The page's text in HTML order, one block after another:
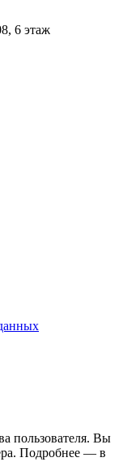
6 этаж
пользователя. Вы
Подробнее — в